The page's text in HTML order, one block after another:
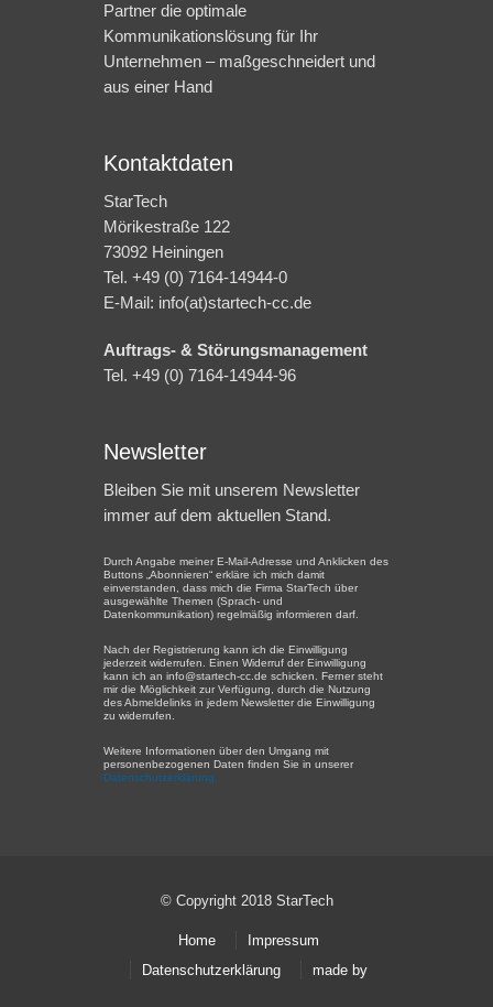
Partner die optimale
Kommunikationslösung für Ihr
Unternehmen – maßgeschneidert und
aus einer Hand
Kontaktdaten
StarTech
Mörikestraße 122
73092 Heiningen
Tel. +49 (0) 7164-14944-0
E-Mail: info(at)startech-cc.de
Auftrags- & Störungsmanagement
Tel. +49 (0) 7164-14944-96
Newsletter
Bleiben Sie mit unserem Newsletter
immer auf dem aktuellen Stand.
Durch Angabe meiner E-Mail-Adresse und Anklicken des
Buttons „Abonnieren“ erkläre ich mich damit
einverstanden, dass mich die Firma StarTech über
ausgewählte Themen (Sprach- und
Datenkommunikation) regelmäßig informieren darf.
Nach der Registrierung kann ich die Einwilligung
jederzeit widerrufen. Einen Widerruf der Einwilligung
kann ich an info@startech-cc.de schicken. Ferner steht
mir die Möglichkeit zur Verfügung, durch die Nutzung
des Abmeldelinks in jedem Newsletter die Einwilligung
zu widerrufen.
Weitere Informationen über den Umgang mit
personenbezogenen Daten finden Sie in unserer
Datenschutzerklärung.
© Copyright 2018 StarTech
Home
Impressum
Datenschutzerklärung
made by